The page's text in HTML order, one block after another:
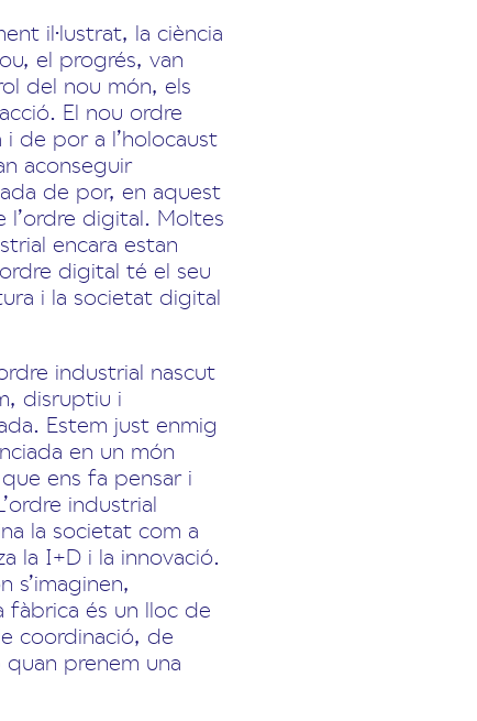
il·lustrat, la ciència
el progrés, van
del nou món, els
El nou ordre
de por a l’holocaust
aconseguir
de por, en aquest
l’ordre digital. Moltes
encara estan
digital té el seu
i la societat digital
industrial nascut
disruptiu i
Estem just enmig
en un món
ens fa pensar i
industrial
la societat com a
la I+D i la innovació.
s’imaginen,
fàbrica és un lloc de
coordinació, de
prenem una